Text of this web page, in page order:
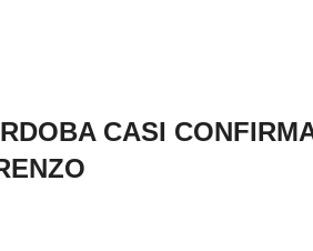
CASI